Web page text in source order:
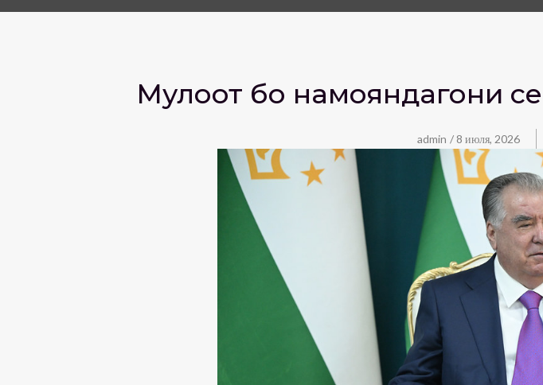
Мулоқот бо намояндагони
admin / 8 июля, 2026